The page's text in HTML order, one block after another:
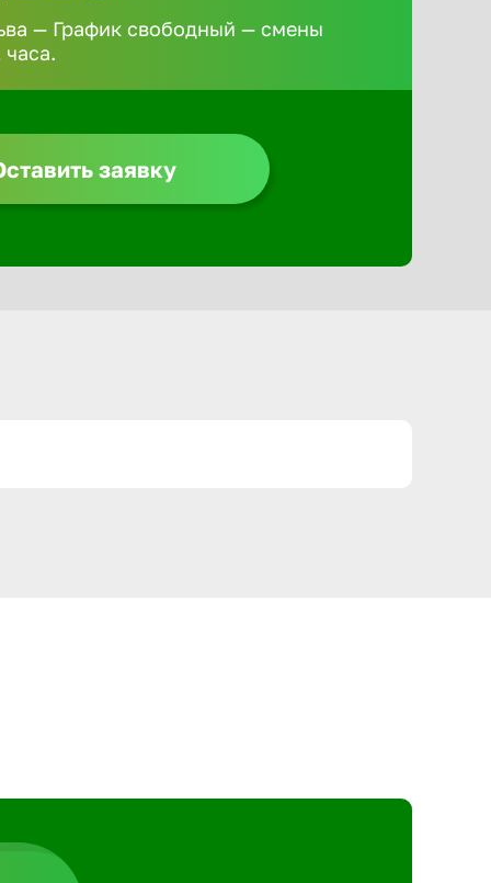
— График свободный — смены
заявку